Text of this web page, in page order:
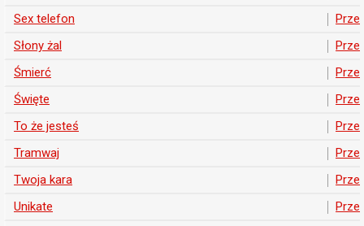
Sex telefon
Słony żal
Śmierć
Święte
To że jesteś
Tramwaj
Twoja kara
Unikate